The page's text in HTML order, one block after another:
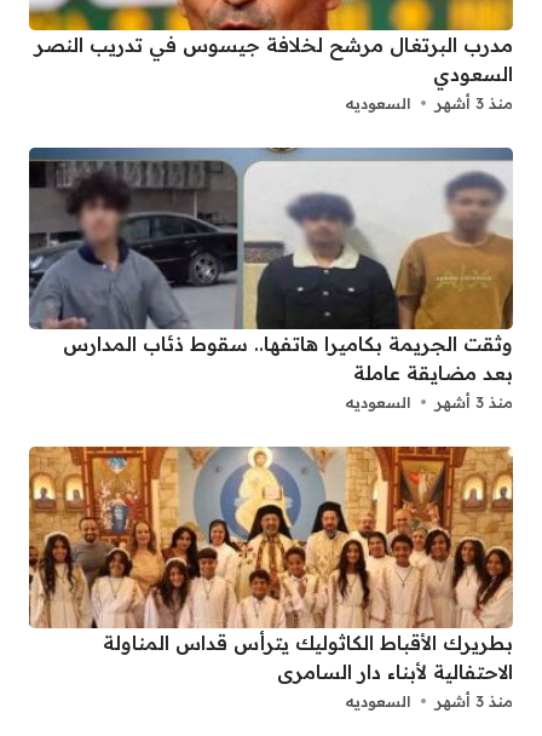
مدرب البرتغال مرشح لخلافة جيسوس في تدريب النصر
السعودي
منذ 3 أشهر السعوديه
وثقت الجريمة بكاميرا هاتفها.. سقوط ذئاب المدارس
بعد مضايقة عاملة
منذ 3 أشهر السعوديه
بطريرك الأقباط الكاثوليك يترأس قداس المناولة
الاحتفالية لأبناء دار السامرى
منذ 3 أشهر السعوديه